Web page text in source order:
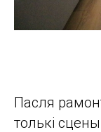
Пасля
толькі